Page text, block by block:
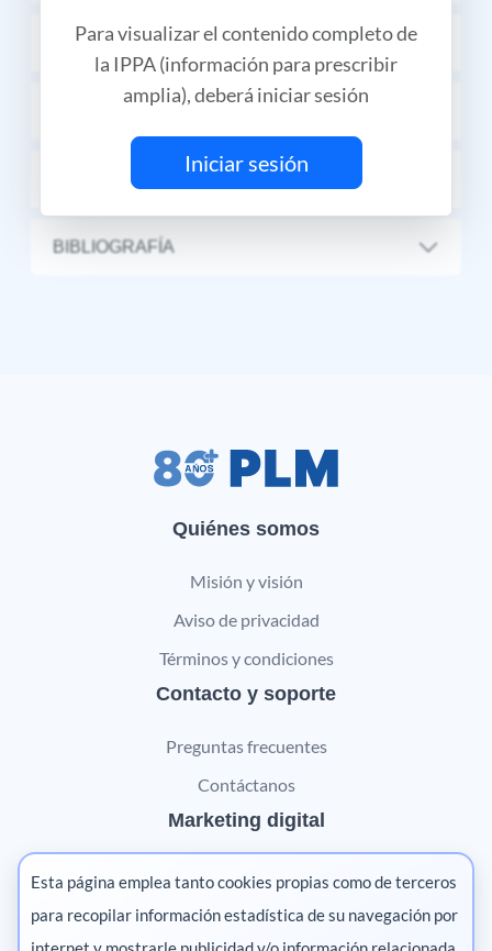
Para visualizar el contenido completo de
la IPPA (información para prescribir
amplia), deberá iniciar sesión
Iniciar sesión
DOSIS Y VÍA DE ADMINISTRACIÓN
DESCRIPCIÓN
PRESENTACIÓN
BIBLIOGRAFÍA
Quiénes somos
Misión y visión
Aviso de privacidad
Términos y condiciones
Contacto y soporte
Preguntas frecuentes
Contáctanos
Marketing digital
Pharma
Salud animal
Esta página emplea tanto cookies propias como de terceros
para recopilar información estadística de su navegación por